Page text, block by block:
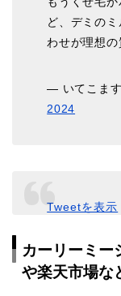
ど、デミの
わせが理想の
— いてこま
2024
Tweetを表示
カーリーミー
や楽天市場な